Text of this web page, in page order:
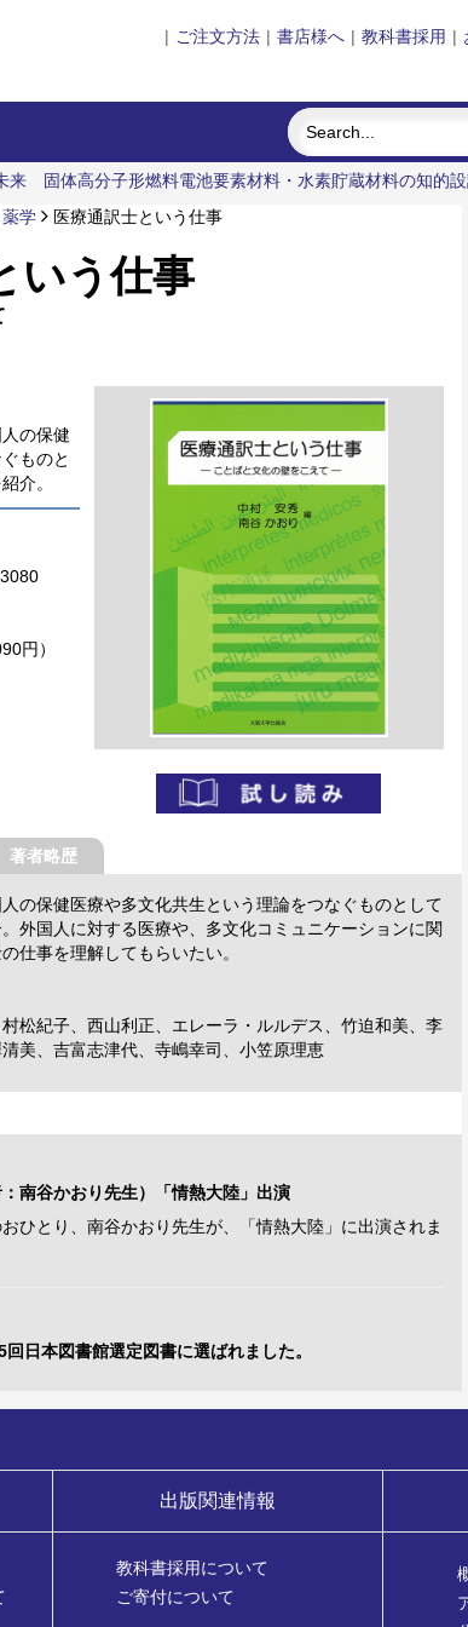
| ご注文方法 | 書店様へ | 教科書採用 |
来 固体高分子形燃料電池要素材料・水素貯蔵材料の知的
学 医療通訳士という仕事
いう仕事
の保健
ものと
介。
円）
著者略歴
の保健医療や多文化共生という理論をつなぐものとして
外国人に対する医療や、多文化コミュニケーションに関
仕事を理解してもらいたい。
松紀子、西山利正、エレーラ・ルルデス、竹迫和美、李
美、吉富志津代、寺嶋幸司、小笠原理恵
南谷かおり先生）「情熱大陸」出演
ひとり、南谷かおり先生が、「情熱大陸」に出演されま
日本図書館選定図書に選ばれました。
出版関連情報
教科書採用について
ご寄付について